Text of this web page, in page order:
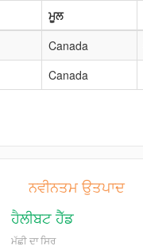
ਮੂਲ
Canada
Canada
ਨਵੀਨਤਮ ਉਤਪਾਦ
ਹੈਲੀਬਟ ਹੈੱਡ
ਮੱਛੀ ਦਾ ਸਿਰ